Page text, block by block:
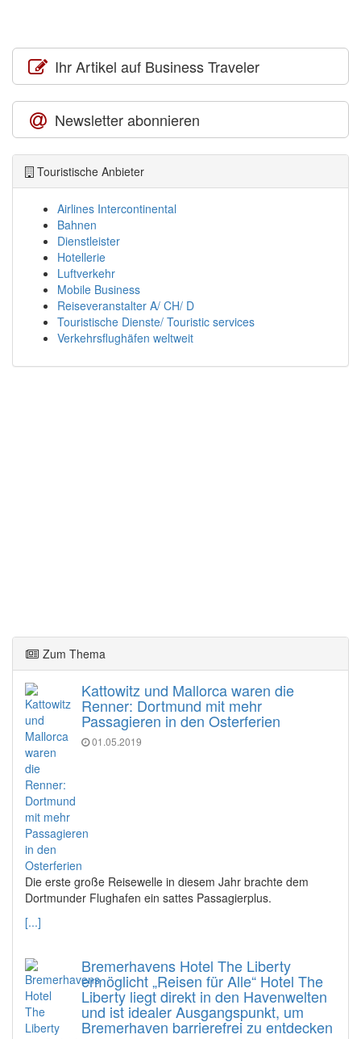
Ihr Artikel auf Business Traveler
Newsletter abonnieren
Touristische Anbieter
Airlines Intercontinental
Bahnen
Dienstleister
Hotellerie
Luftverkehr
Mobile Business
Reiseveranstalter A/ CH/ D
Touristische Dienste/ Touristic services
Verkehrsflughäfen weltweit
Zum Thema
Kattowitz und Mallorca waren die
Renner: Dortmund mit mehr
Passagieren in den Osterferien
01.05.2019
Die erste große Reisewelle in diesem Jahr brachte dem
Dortmunder Flughafen ein sattes Passagierplus.
[...]
Bremerhavens Hotel The Liberty
ermöglicht „Reisen für Alle“ Hotel The
Liberty liegt direkt in den Havenwelten
und ist idealer Ausgangspunkt, um
Bremerhaven barrierefrei zu entdecken